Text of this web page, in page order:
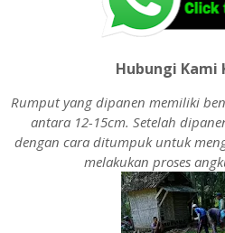
Hubungi Kami
Rumput yang dipanen memiliki
antara 12-15cm. Setelah
dengan cara ditumpuk untuk
melakukan proses